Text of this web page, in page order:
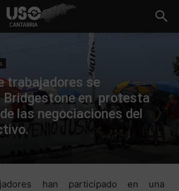
trabajadores se
Bridgestone en protesta
las negociaciones del
han participado en una